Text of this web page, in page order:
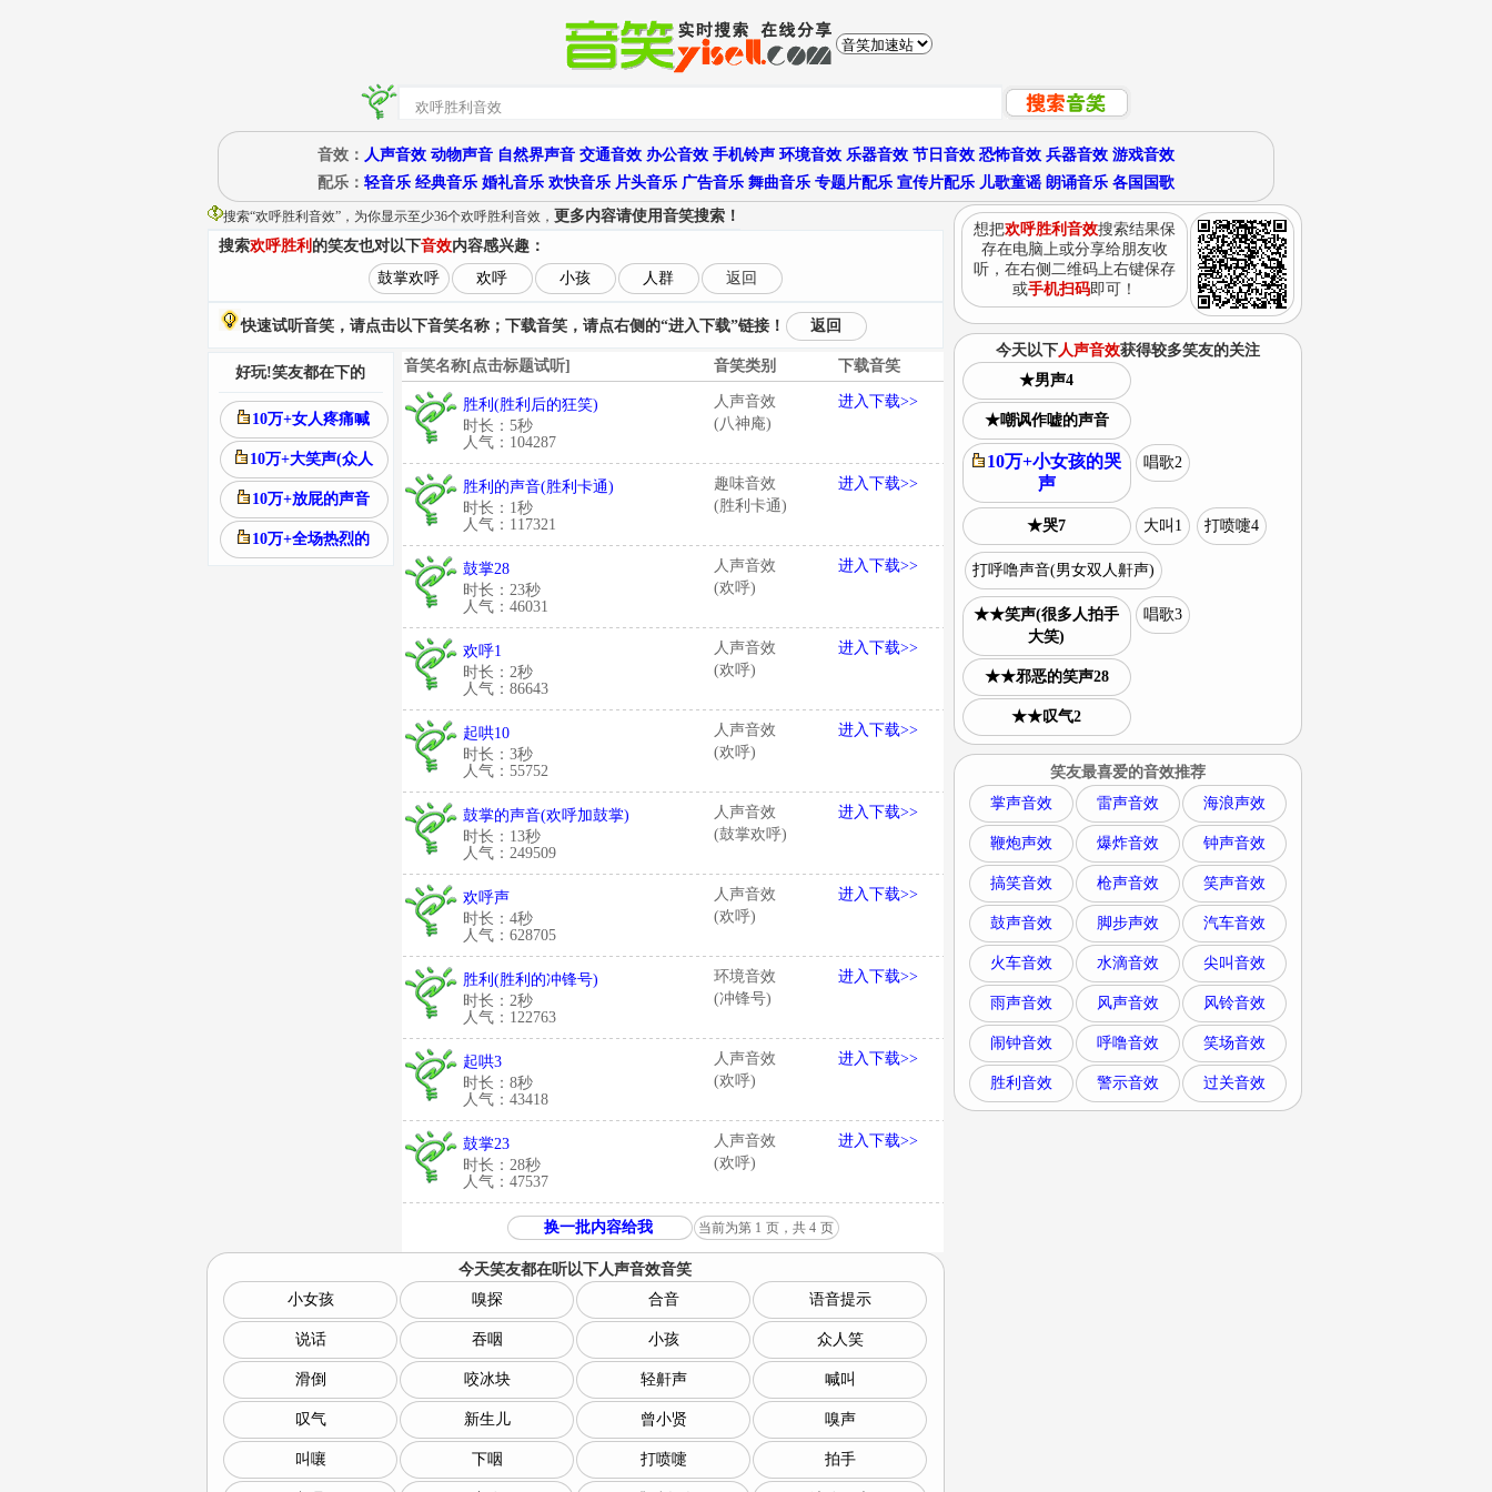
音效： 人声音效 动物声音 自然界声音 交通音效 办公音效 手机铃声 环境音效 乐器音效 节日音效 恐怖音效 兵器音效 游戏音效
配乐： 轻音乐 经典音乐 婚礼音乐 欢快音乐 片头音乐 广告音乐 舞曲音乐 专题片配乐 宣传片配乐 儿歌童谣 朗诵音乐 各国国歌
搜索“欢呼胜利音效”，为你显示至少36个欢呼胜利音效， 更多内容请使用音笑搜索！
搜索欢呼胜利 的笑友也对以下音效内容感兴趣：
鼓掌欢呼
欢呼 小孩 人群 返回
快速试听音笑，请点击以下音笑名称；下载音笑，请点右侧的“进入下载”链接！ 返回
音笑名称[点击标题试听] 音笑类别 下载音笑
胜利(胜利后的狂笑)
时长：5秒
人气：104287
人声音效
(八神庵)
进入下载>>
胜利的声音(胜利卡通)
时长：1秒
人气：117321
趣味音效
(胜利卡通)
进入下载>>
鼓掌28
时长：23秒
人气：46031
人声音效
(欢呼)
进入下载>>
欢呼1
时长：2秒
人气：86643
人声音效
(欢呼)
进入下载>>
起哄10
时长：3秒
人气：55752
人声音效
(欢呼)
进入下载>>
鼓掌的声音(欢呼加鼓掌)
时长：13秒
人气：249509
人声音效
(鼓掌欢呼)
进入下载>>
欢呼声
时长：4秒
人气：628705
人声音效
(欢呼)
进入下载>>
胜利(胜利的冲锋号)
时长：2秒
人气：122763
环境音效
(冲锋号)
进入下载>>
起哄3
时长：8秒
人气：43418
人声音效
(欢呼)
进入下载>>
鼓掌23
时长：28秒
人气：47537
人声音效
(欢呼)
进入下载>>
换一批内容给我 当前为第 1 页，共 4 页
好玩!笑友都在下的
10万+女人疼痛喊
10万+大笑声(众人
10万+放屁的声音
10万+全场热烈的
今天笑友都在听以下人声音效音笑
小女孩
嗅探 合音 语音提示
说话 吞咽 小孩 众人笑
滑倒 咬冰块 轻鼾声 喊叫
叹气 新生儿 曾小贤 嗅声
叫嚷 下咽 打喷嚏 拍手
想把欢呼胜利音效搜索结果保
存在电脑上或分享给朋友收
听，在右侧二维码上右键保存
或手机扫码即可！
今天以下人声音效获得较多笑友的关注
★男声4
★嘲讽作嘘的声音
10万+小女孩的哭
声
唱歌2
★哭7 大叫1 打喷嚏4
打呼噜声音(男女双人鼾声)
★★笑声(很多人拍手
大笑)
唱歌3
★★邪恶的笑声28
★★叹气2
笑友最喜爱的音效推荐
掌声音效
雷声音效 海浪声效
鞭炮声效 爆炸音效 钟声音效
搞笑音效 枪声音效 笑声音效
鼓声音效 脚步声效 汽车音效
火车音效 水滴音效 尖叫音效
雨声音效 风声音效 风铃音效
闹钟音效 呼噜音效 笑场音效
胜利音效 警示音效 过关音效